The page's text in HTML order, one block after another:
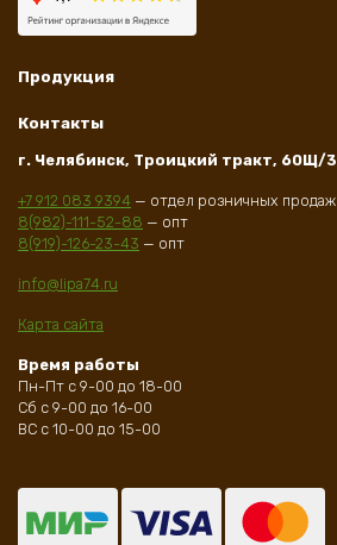
Продукция
Контакты
г. Челябинск, Троицкий тракт, 60Щ/3
+7 912 083 9394 — отдел розничных продаж
8(982)-111-52-88 — опт
8(919)-126-23-43 — опт
info@lipa74.ru
Карта сайта
Время работы
Пн-Пт с 9-00 до 18-00
Сб с 9-00 до 16-00
ВС с 10-00 до 15-00